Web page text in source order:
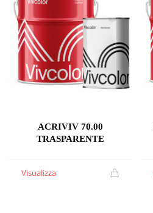
ACRIVIV 70.00
TRASPARENTE
Visualizza